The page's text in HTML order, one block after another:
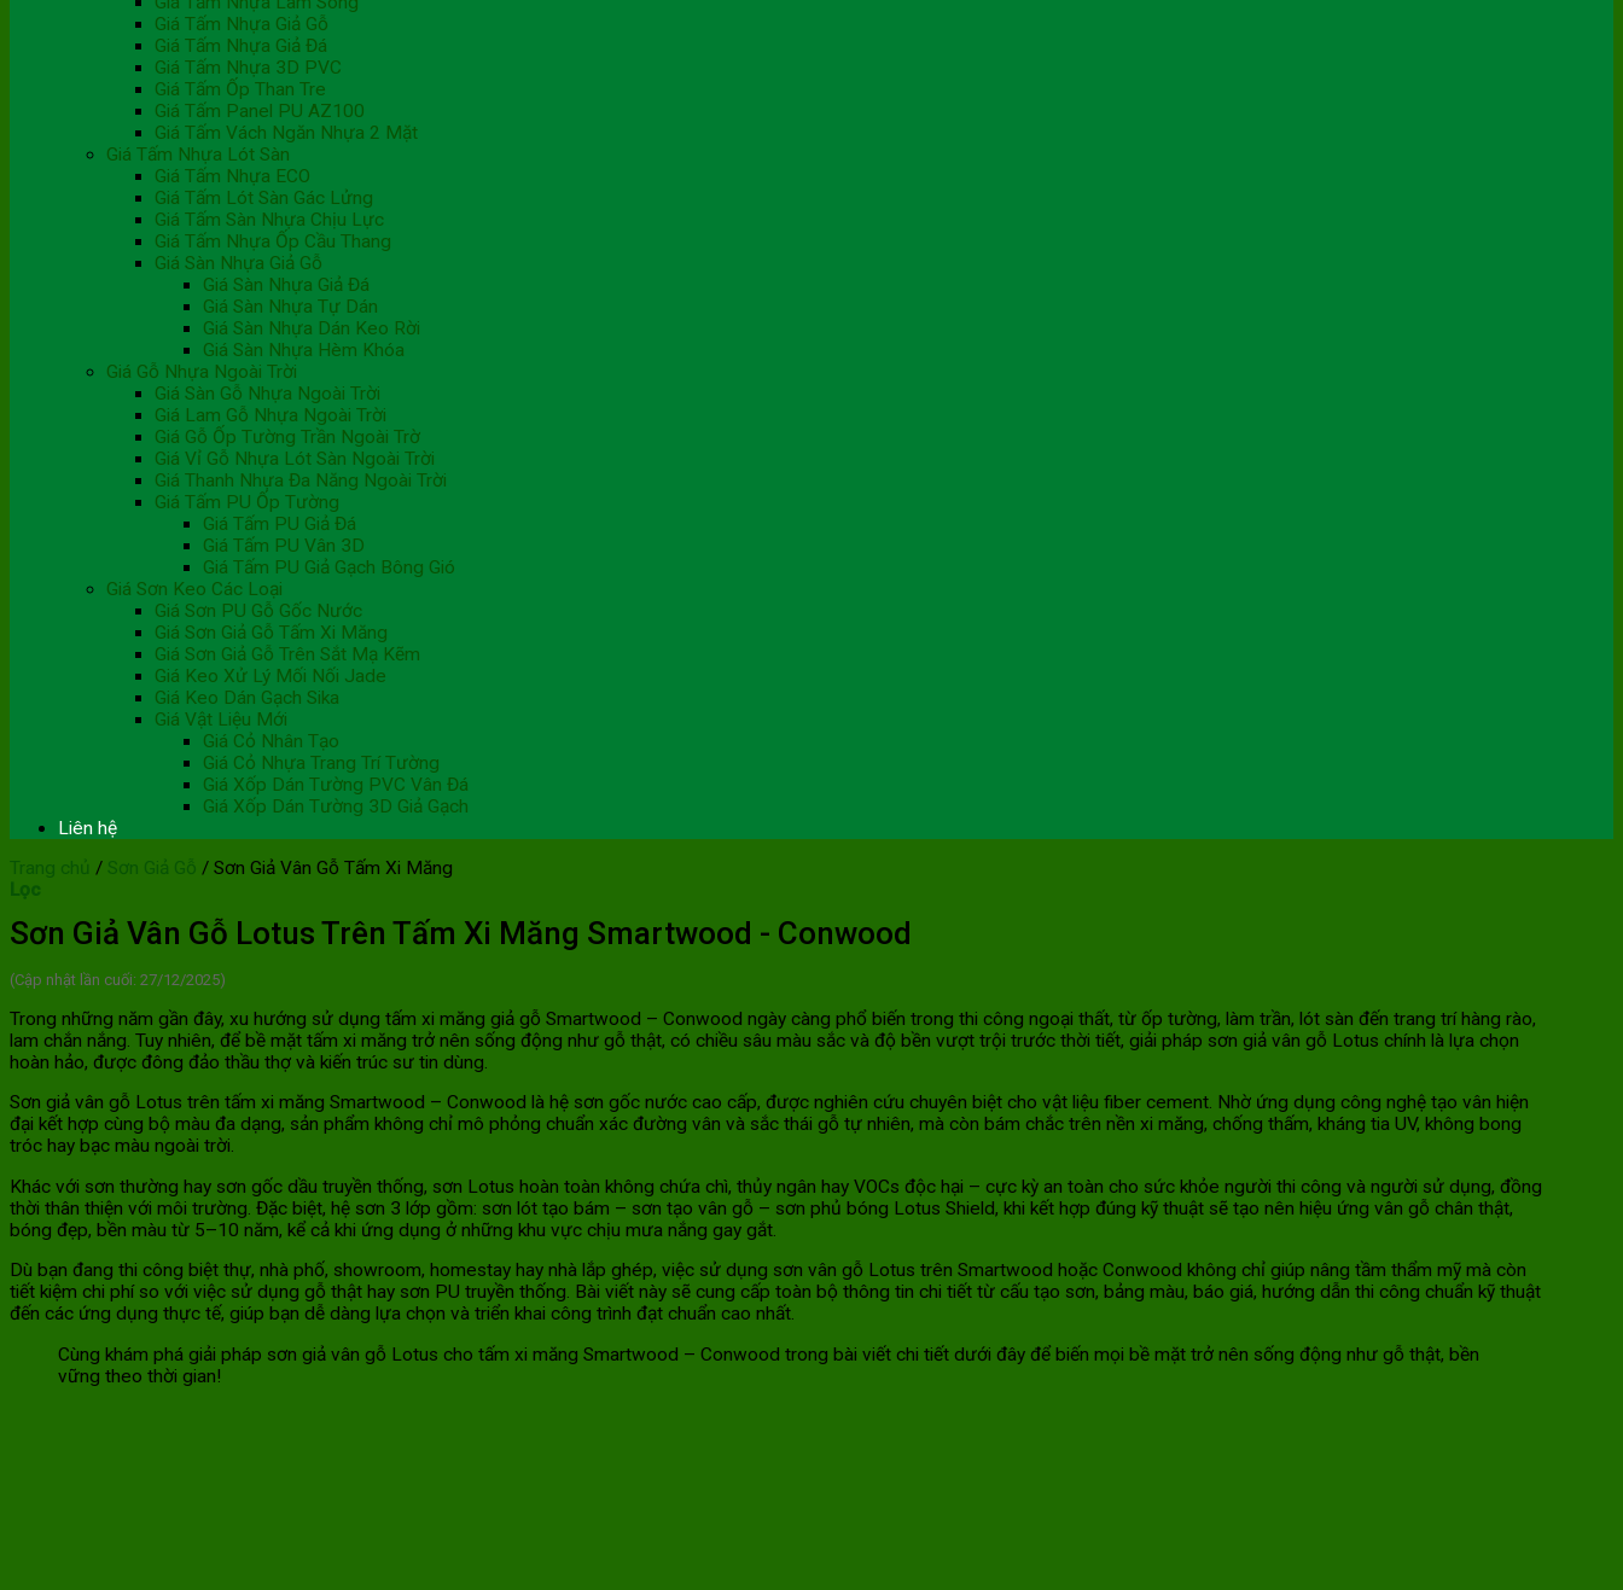
Giá Tấm Nhựa Giả Gỗ
Giá Tấm Nhựa Giả Đá
Giá Tấm Nhựa 3D PVC
Giá Tấm Ốp Than Tre
Giá Tấm Panel PU AZ100
Giá Tấm Vách Ngăn Nhựa 2 Mặt
Giá Tấm Nhựa Lót Sàn
Giá Tấm Nhựa ECO
Giá Tấm Lót Sàn Gác Lửng
Giá Tấm Sàn Nhựa Chịu Lực
Giá Tấm Nhựa Ốp Cầu Thang
Giá Sàn Nhựa Giả Gỗ
Giá Sàn Nhựa Giả Đá
Giá Sàn Nhựa Tự Dán
Giá Sàn Nhựa Dán Keo Rời
Giá Sàn Nhựa Hèm Khóa
Giá Gỗ Nhựa Ngoài Trời
Giá Sàn Gỗ Nhựa Ngoài Trời
Giá Lam Gỗ Nhựa Ngoài Trời
Giá Gỗ Ốp Tường Trần Ngoài Trờ
Giá Vỉ Gỗ Nhựa Lót Sàn Ngoài Trời
Giá Thanh Nhựa Đa Năng Ngoài Trời
Giá Tấm PU Ốp Tường
Giá Tấm PU Giả Đá
Giá Tấm PU Vân 3D
Giá Tấm PU Giả Gạch Bông Gió
Giá Sơn Keo Các Loại
Giá Sơn PU Gỗ Gốc Nước
Giá Sơn Giả Gỗ Tấm Xi Măng
Giá Sơn Giả Gỗ Trên Sắt Mạ Kẽm
Giá Keo Xử Lý Mối Nối Jade
Giá Keo Dán Gạch Sika
Giá Vật Liệu Mới
Giá Cỏ Nhân Tạo
Giá Cỏ Nhựa Trang Trí Tường
Giá Xốp Dán Tường PVC Vân Đá
Giá Xốp Dán Tường 3D Giả Gạch
Liên hệ
Trang chủ / Sơn Giả Gỗ / Sơn Giả Vân Gỗ Tấm Xi Măng
Lọc
Sơn Giả Vân Gỗ Lotus Trên Tấm Xi Măng Smartwood - Conwood
(Cập nhật lần cuối: 27/12/2025)
Trong những năm gần đây, xu hướng sử dụng tấm xi măng giả gỗ Smartwood – Conwood ngày càng phổ biến trong thi công ngoại thất, từ ốp tường, làm trần, lót sàn đến trang trí hàng rào,
lam chắn nắng. Tuy nhiên, để bề mặt tấm xi măng trở nên sống động như gỗ thật, có chiều sâu màu sắc và độ bền vượt trội trước thời tiết, giải pháp sơn giả vân gỗ Lotus chính là lựa chọn
hoàn hảo, được đông đảo thầu thợ và kiến trúc sư tin dùng.
Sơn giả vân gỗ Lotus trên tấm xi măng Smartwood – Conwood là hệ sơn gốc nước cao cấp, được nghiên cứu chuyên biệt cho vật liệu fiber cement. Nhờ ứng dụng công nghệ tạo vân hiện
đại kết hợp cùng bộ màu đa dạng, sản phẩm không chỉ mô phỏng chuẩn xác đường vân và sắc thái gỗ tự nhiên, mà còn bám chắc trên nền xi măng, chống thấm, kháng tia UV, không bong
tróc hay bạc màu ngoài trời.
Khác với sơn thường hay sơn gốc dầu truyền thống, sơn Lotus hoàn toàn không chứa chì, thủy ngân hay VOCs độc hại – cực kỳ an toàn cho sức khỏe người thi công và người sử dụng, đồng
thời thân thiện với môi trường. Đặc biệt, hệ sơn 3 lớp gồm: sơn lót tạo bám – sơn tạo vân gỗ – sơn phủ bóng Lotus Shield, khi kết hợp đúng kỹ thuật sẽ tạo nên hiệu ứng vân gỗ chân thật,
bóng đẹp, bền màu từ 5–10 năm, kể cả khi ứng dụng ở những khu vực chịu mưa nắng gay gắt.
Dù bạn đang thi công biệt thự, nhà phố, showroom, homestay hay nhà lắp ghép, việc sử dụng sơn vân gỗ Lotus trên Smartwood hoặc Conwood không chỉ giúp nâng tầm thẩm mỹ mà còn
tiết kiệm chi phí so với việc sử dụng gỗ thật hay sơn PU truyền thống. Bài viết này sẽ cung cấp toàn bộ thông tin chi tiết từ cấu tạo sơn, bảng màu, báo giá, hướng dẫn thi công chuẩn kỹ thuật
đến các ứng dụng thực tế, giúp bạn dễ dàng lựa chọn và triển khai công trình đạt chuẩn cao nhất.
Cùng khám phá giải pháp sơn giả vân gỗ Lotus cho tấm xi măng Smartwood – Conwood trong bài viết chi tiết dưới đây để biến mọi bề mặt trở nên sống động như gỗ thật, bền
vững theo thời gian!